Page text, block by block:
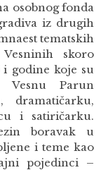
osobnog fonda
iz drugih
tematskih
skoro
i godine koje su
Vesnu Parun
i satiričarku.
boravak u
i teme kao
pojedinci –